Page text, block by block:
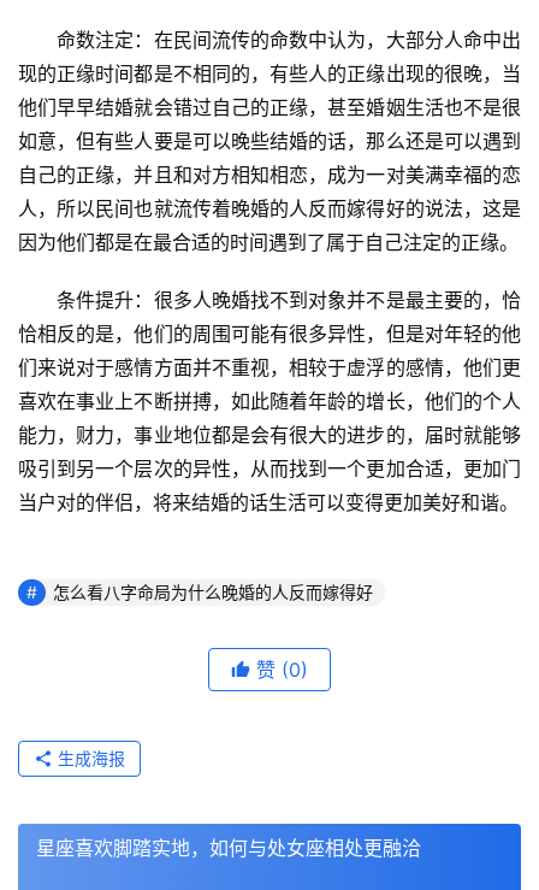
命数注定：在民间流传的命数中认为，大部分人命中出
现的正缘时间都是不相同的，有些人的正缘出现的很晚，当
他们早早结婚就会错过自己的正缘，甚至婚姻生活也不是很
如意，但有些人要是可以晚些结婚的话，那么还是可以遇到
自己的正缘，并且和对方相知相恋，成为一对美满幸福的恋
人，所以民间也就流传着晚婚的人反而嫁得好的说法，这是
因为他们都是在最合适的时间遇到了属于自己注定的正缘。
条件提升：很多人晚婚找不到对象并不是最主要的，恰
恰相反的是，他们的周围可能有很多异性，但是对年轻的他
们来说对于感情方面并不重视，相较于虚浮的感情，他们更
喜欢在事业上不断拼搏，如此随着年龄的增长，他们的个人
能力，财力，事业地位都是会有很大的进步的，届时就能够
吸引到另一个层次的异性，从而找到一个更加合适，更加门
当户对的伴侣，将来结婚的话生活可以变得更加美好和谐。
怎么看八字命局为什么晚婚的人反而嫁得好
赞 (0)
生成海报
星座喜欢脚踏实地，如何与处女座相处更融洽